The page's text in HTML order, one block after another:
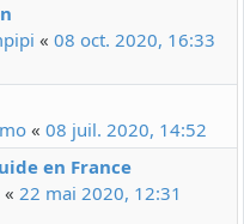
« 08 oct. 2020, 16:33
« 08 juil. 2020, 14:52
en France
« 22 mai 2020, 12:31